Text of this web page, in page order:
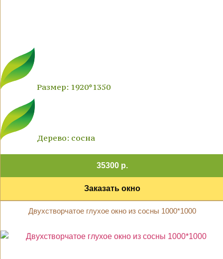
Размер: 1920*1350
Дерево: сосна
35300 р.
Заказать окно
Двухстворчатое глухое окно из сосны 1000*1000